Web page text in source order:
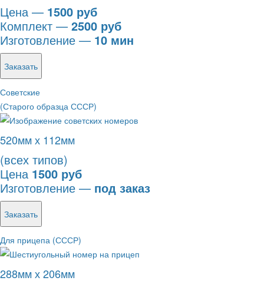
Цена — 1500 руб
Комплект — 2500 руб
Изготовление — 10 мин
Заказать
Советские
(Старого образца СССР)
520мм х 112мм
(всех типов)
Цена 1500 руб
Изготовление — под заказ
Заказать
Для прицепа (СССР)
288мм х 206мм